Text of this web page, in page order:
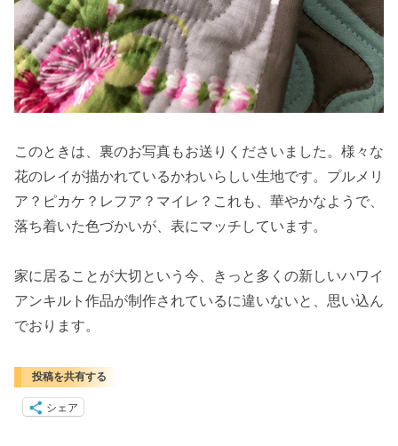
このときは、裏のお写真もお送りくださいました。様々な
花のレイが描かれているかわいらしい生地です。プルメリ
ア？ピカケ？レフア？マイレ？これも、華やかなようで、
落ち着いた色づかいが、表にマッチしています。
家に居ることが大切という今、きっと多くの新しいハワイ
アンキルト作品が制作されているに違いないと、思い込ん
でおります。
投稿を共有する
シェア